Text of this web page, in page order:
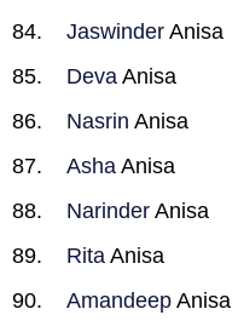
Jaswinder Anisa
Deva Anisa
Nasrin Anisa
Asha Anisa
Narinder Anisa
Rita Anisa
Amandeep Anisa